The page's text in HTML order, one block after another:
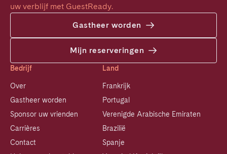
uw verblijf met GuestReady.
Gastheer worden
Mijn reserveringen
Bedrijf
Over
Gastheer worden
Sponsor uw vrienden
Carrières
Contact
Land
Frankrijk
Portugal
Verenigde Arabische Emiraten
Brazilië
Spanje